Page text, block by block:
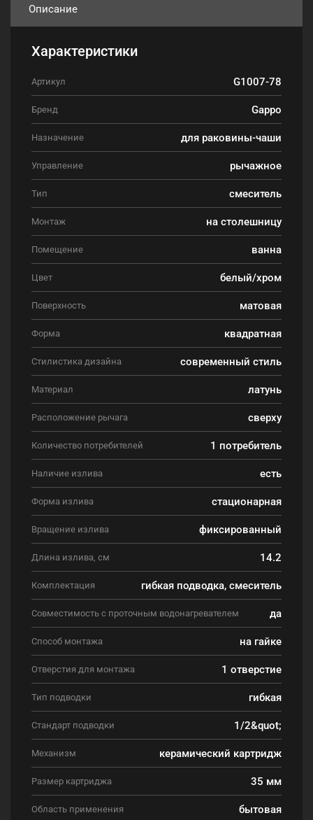
Описание
Характеристики
Артикул G1007-78
Бренд Gappo
Назначение для раковины-чаши
Управление рычажное
Тип смеситель
Монтаж на столешницу
Помещение ванна
Цвет белый/хром
Поверхность матовая
Форма квадратная
Стилистика дизайна современный стиль
Материал латунь
Расположение рычага сверху
Количество потребителей 1 потребитель
Наличие излива есть
Форма излива стационарная
Вращение излива фиксированный
Длина излива, см 14.2
Комплектация гибкая подводка, смеситель
Совместимость с проточным водонагревателем да
Способ монтажа на гайке
Отверстия для монтажа 1 отверстие
Тип подводки гибкая
Стандарт подводки 1/2&quot;
Механизм керамический картридж
Размер картриджа 35 мм
Область применения бытовая